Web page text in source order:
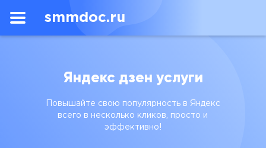
smmdoc.ru
Яндекс дзен услуги
Повышайте свою популярность в Яндекс
всего в несколько кликов, просто и
эффективно!